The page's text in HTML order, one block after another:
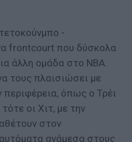
-
frontcourt που δύσκολα
άλλη ομάδα στο NBA.
τους πλαισιώσει με
όπως ο Τρέι
οι Χιτ, με την
στον
ανάμεσα στους